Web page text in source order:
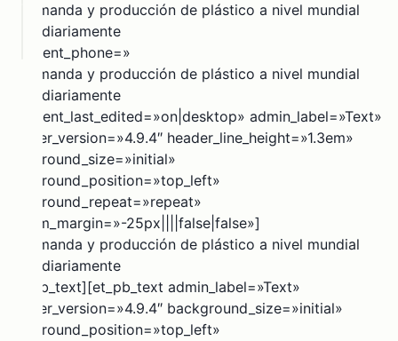
Sector
Público
Sector
Privado
ONGs
Operadores
de
Residuos
Gestión
de
Residuos
Sólidos
Finanzas
Sostenibles
Instrumentos
y
Salvaguardas
Economía
Circular
CONTACTO
La demanda y producción de plástico a nivel mundial
crece diariamente
» content_phone=»
La demanda y producción de plástico a nivel mundial
crece diariamente
» content_last_edited=»on|desktop» admin_label=»Text»
_builder_version=»4.9.4″ header_line_height=»1.3em»
background_size=»initial»
background_position=»top_left»
background_repeat=»repeat»
custom_margin=»-25px||||false|false»]
La demanda y producción de plástico a nivel mundial
crece diariamente
[/et_pb_text][et_pb_text admin_label=»Text»
_builder_version=»4.9.4″ background_size=»initial»
background_position=»top_left»